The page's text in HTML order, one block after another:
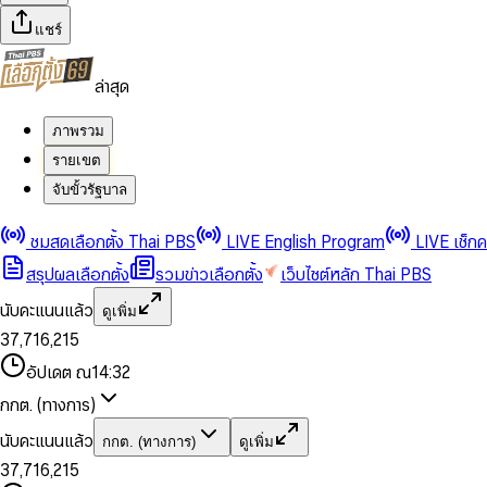
แชร์
ล่าสุด
ภาพรวม
รายเขต
จับขั้วรัฐบาล
ชมสดเลือกตั้ง Thai PBS LIVE English Program
LIVE เช็ก
สรุปผลเลือกตั้ง
รวมข่าวเลือกตั้ง
เว็บไซต์หลัก Thai PBS
นับคะแนนแล้ว
ดูเพิ่ม
0
1
2
3
4
5
6
8
9
2
3
4
5
6
7
8
9
,
0
2
4
6
7
8
9
0
1
2
3
4
5
6
7
8
1
3
5
6
7
8
9
,
1
2
4
5
7
8
9
0
1
3
4
6
7
8
0
2
3
4
5
7
8
อัปเดต ณ14:32
กกต. (ทางการ)
นับคะแนนแล้ว
กกต. (ทางการ) ดูเพิ่ม
0
1
2
3
0
1
2
4
5
6
7,
0
1
2
4
6
7
0
1
0
1
3
5
6,
1
2
0
1
0
2
3
4
5